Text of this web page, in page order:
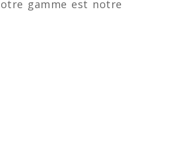
gamme est notre